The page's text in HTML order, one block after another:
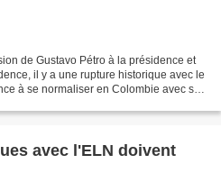
de Gustavo Pétro à la présidence et
il y a une rupture historique avec le
à se normaliser en Colombie avec son
avec l'ELN doivent